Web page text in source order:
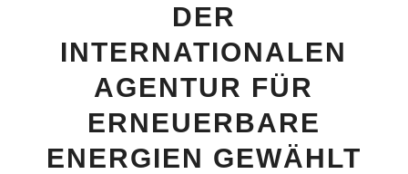
DER
INTERNATIONALEN
AGENTUR FÜR
ERNEUERBARE
ENERGIEN GEWÄHLT